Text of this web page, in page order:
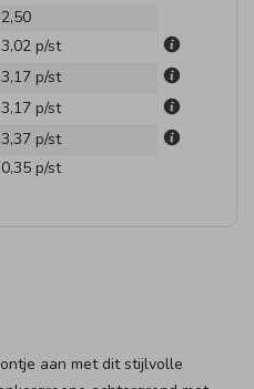
p/st
p/st
p/st
p/st
p/st
aan met dit stijlvolle